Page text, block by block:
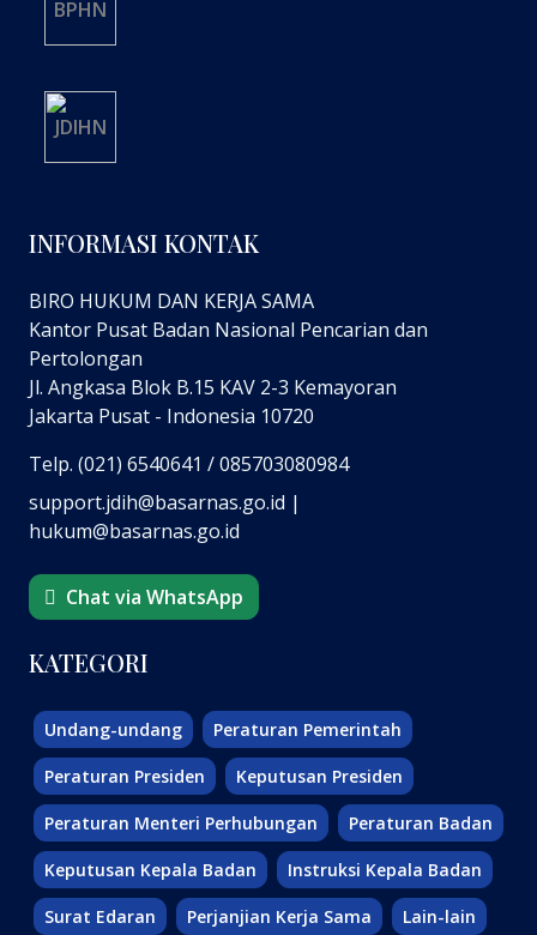
INFORMASI KONTAK
BIRO HUKUM DAN KERJA SAMA
Kantor Pusat Badan Nasional Pencarian dan
Pertolongan
Jl. Angkasa Blok B.15 KAV 2-3 Kemayoran
Jakarta Pusat - Indonesia 10720
Telp. (021) 6540641 / 085703080984
support.jdih@basarnas.go.id |
hukum@basarnas.go.id
Chat via WhatsApp
KATEGORI
Undang-undang Peraturan Pemerintah
Peraturan Presiden Keputusan Presiden
Peraturan Menteri Perhubungan Peraturan Badan
Keputusan Kepala Badan Instruksi Kepala Badan
Surat Edaran Perjanjian Kerja Sama Lain-lain